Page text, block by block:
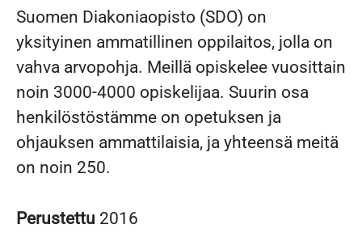
Suomen Diakoniaopisto (SDO) on
yksityinen ammatillinen oppilaitos, jolla on
vahva arvopohja. Meillä opiskelee vuosittain
noin 3000-4000 opiskelijaa. Suurin osa
henkilöstöstämme on opetuksen ja
ohjauksen ammattilaisia, ja yhteensä meitä
on noin 250.
Perustettu 2016